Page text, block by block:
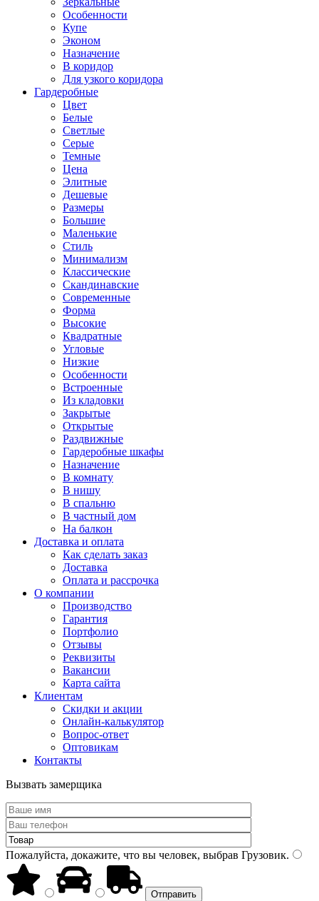
Особенности
Купе
Эконом
Назначение
В коридор
Для узкого коридора
Гардеробные
Цвет
Белые
Светлые
Серые
Темные
Цена
Элитные
Дешевые
Размеры
Большие
Маленькие
Стиль
Минимализм
Классические
Скандинавские
Современные
Форма
Высокие
Квадратные
Угловые
Низкие
Особенности
Встроенные
Из кладовки
Закрытые
Открытые
Раздвижные
Гардеробные шкафы
Назначение
В комнату
В нишу
В спальню
В частный дом
На балкон
Доставка и оплата
Как сделать заказ
Доставка
Оплата и рассрочка
О компании
Производство
Гарантия
Портфолио
Отзывы
Реквизиты
Вакансии
Карта сайта
Клиентам
Скидки и акции
Онлайн-калькулятор
Вопрос-ответ
Оптовикам
Контакты
Вызвать замерщика
Пожалуйста, докажите, что вы человек, выбрав Грузовик.